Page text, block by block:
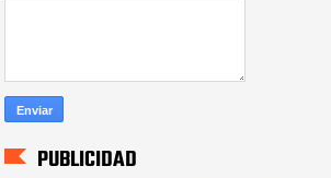
PUBLICIDAD